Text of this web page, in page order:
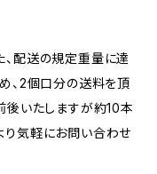
、配送の規定重量に達
、2個口分の送料を頂
後いたしますが約10本
り気軽にお問い合わせ